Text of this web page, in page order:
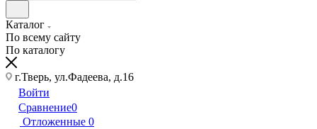
Каталог
По всему сайту
По каталогу
г.Тверь, ул.Фадеева, д.16
Войти
Сравнение0
Отложенные 0